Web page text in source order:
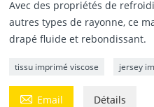
Avec des propriétés de
autres types de rayonne, ce
drapé fluide et rebondissant.
tissu imprimé viscose jersey
 Email Détails